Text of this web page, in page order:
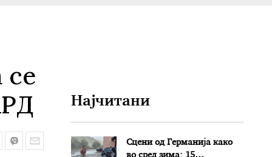
се
Најчитани
Сцени од Германија како
во сред зима: 15